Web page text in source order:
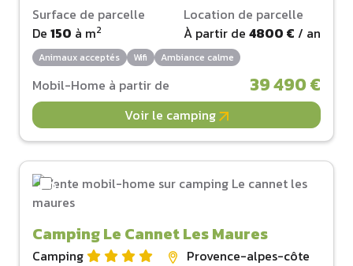
Surface de parcelle
De 150 à m2
Location de parcelle
À partir de 4800 € / an
Animaux acceptés Wifi Ambiance calme
Mobil-Home à partir de 39 490 €
Voir le camping
Camping Le Cannet Les Maures
Camping
Provence-alpes-côte